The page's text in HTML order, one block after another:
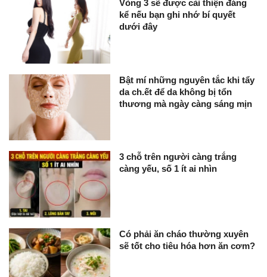
Vòng 3 sẽ được cải thiện đáng
kể nếu bạn ghi nhớ bí quyết
dưới đây
Bật mí những nguyên tắc khi tẩy
da ch.ết để da không bị tổn
thương mà ngày càng sáng mịn
3 chỗ trên người càng trắng
càng yếu, số 1 ít ai nhìn
Có phải ăn cháo thường xuyên
sẽ tốt cho tiêu hóa hơn ăn cơm?